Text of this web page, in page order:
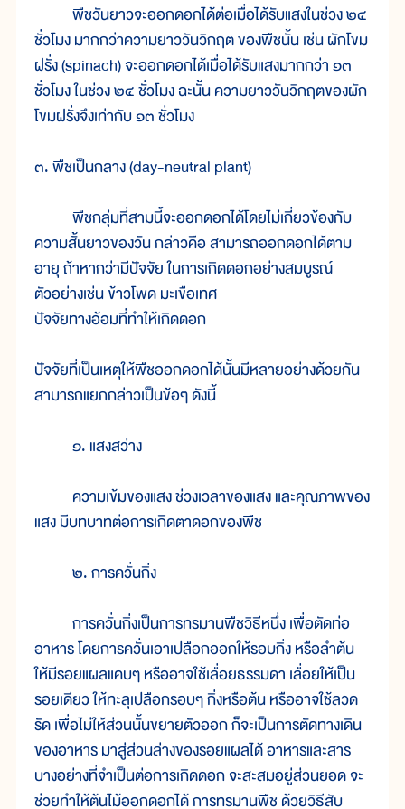
พืชวันยาวจะออกดอกได้ต่อเมื่อได้รับแสงในช่วง ๒๔
ชั่วโมง มากกว่าความยาววันวิกฤต ของพืชนั้น เช่น ผักโขม
ฝรั่ง (spinach) จะออกดอกได้เมื่อได้รับแสงมากกว่า ๑๓
ชั่วโมง ในช่วง ๒๔ ชั่วโมง ฉะนั้น ความยาววันวิกฤตของผัก
โขมฝรั่งจึงเท่ากับ ๑๓ ชั่วโมง
๓. พืชเป็นกลาง (day-neutral plant)
พืชกลุ่มที่สามนี้จะออกดอกได้โดยไม่เกี่ยวข้องกับ
ความสั้นยาวของวัน กล่าวคือ สามารถออกดอกได้ตาม
อายุ ถ้าหากว่ามีปัจจัย ในการเกิดดอกอย่างสมบูรณ์
ตัวอย่างเช่น ข้าวโพด มะเขือเทศ
ปัจจัยทางอ้อมที่ทำให้เกิดดอก
ปัจจัยที่เป็นเหตุให้พืชออกดอกได้นั้นมีหลายอย่างด้วยกัน
สามารถแยกกล่าวเป็นข้อๆ ดังนี้
๑. แสงสว่าง
ความเข้มของแสง ช่วงเวลาของแสง และคุณภาพของ
แสง มีบทบาทต่อการเกิดตาดอกของพืช
๒. การควั่นกิ่ง
การควั่นกิ่งเป็นการทรมานพืชวิธีหนึ่ง เพื่อตัดท่อ
อาหาร โดยการควั่นเอาเปลือกออกให้รอบกิ่ง หรือลำต้น
ให้มีรอยแผลแคบๆ หรืออาจใช้เลื่อยธรรมดา เลื่อยให้เป็น
รอยเดียว ให้ทะลุเปลือกรอบๆ กิ่งหรือต้น หรืออาจใช้ลวด
รัด เพื่อไม่ให้ส่วนนั้นขยายตัวออก ก็จะเป็นการตัดทางเดิน
ของอาหาร มาสู่ส่วนล่างของรอยแผลได้ อาหารและสาร
บางอย่างที่จำเป็นต่อการเกิดดอก จะสะสมอยู่ส่วนยอด จะ
ช่วยทำให้ต้นไม้ออกดอกได้ การทรมานพืช ด้วยวิธีสับ